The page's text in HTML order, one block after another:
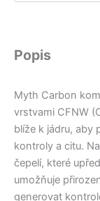
Popis
Myth Carbon
vrstvami CFNW
blíže k jádru, aby
kontroly a citu.
čepelí, které
umožňuje
generovat